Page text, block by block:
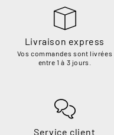
Livraison express
Vos commandes sont livrées
entre 1 à 3 jours.
Service client